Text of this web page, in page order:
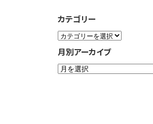
カテゴリー
月別アーカイブ